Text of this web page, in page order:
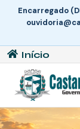
Encarregado
Início